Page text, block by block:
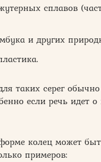
сплавов
и других
таких серег
если речь идет
колец может
примеров: